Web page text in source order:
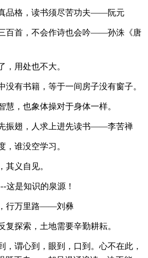
格，读书须尽苦功夫——阮元
首，不会作诗也会吟——孙洙《唐
用处也不大。
有书籍，等于一间房子没有窗子。
，也象体操对于身体一样。
翅，人求上进先读书——李苦禅
谁没空学习。
义自见。
是知识的泉源！
行万里路——刘彝
探索，土地需要辛勤耕耘。
谓心到，眼到，口到。心不在此，